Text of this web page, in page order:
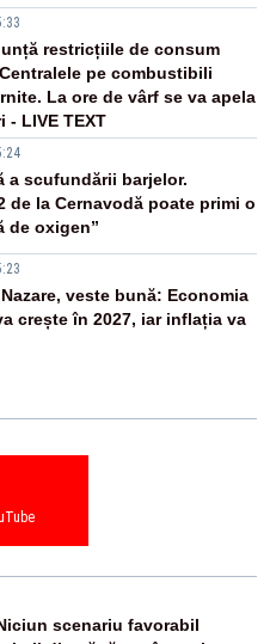
restricțiile de consum
pe combustibili
La ore de vârf se va apela
- LIVE TEXT
a scufundării barjelor.
de la Cernavodă poate primi o
de oxigen”
veste bună: Economia
crește în 2027, iar inflația va
scenariu favorabil